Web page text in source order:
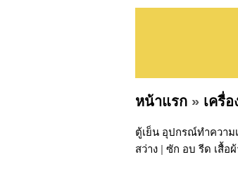
หน้าแรก » เครื่
ตู้เย็น อุปกรณ์ทำความ
สว่าง | ซัก อบ รีด เสื้อผ้